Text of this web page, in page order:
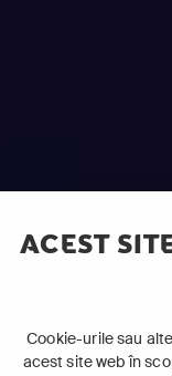
ACEST
Cookie-urile sau
acest site web în